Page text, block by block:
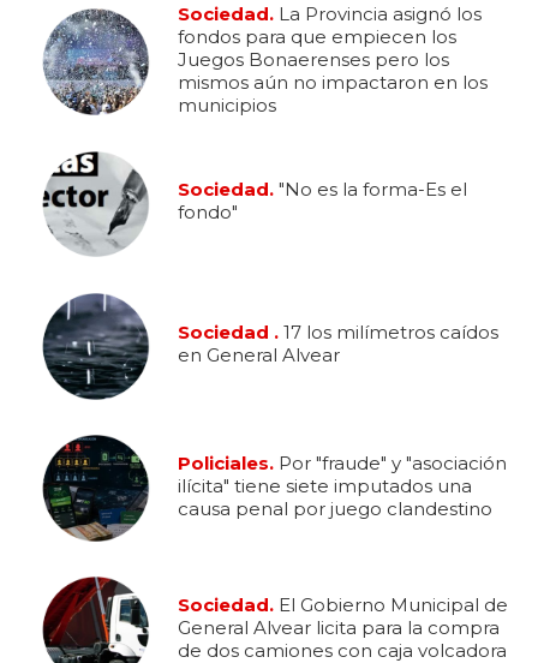
Sociedad. La Provincia asignó los
fondos para que empiecen los
Juegos Bonaerenses pero los
mismos aún no impactaron en los
municipios
Sociedad. "No es la forma-Es el
fondo"
Sociedad . 17 los milímetros caídos
en General Alvear
Policiales. Por "fraude" y "asociación
ilícita" tiene siete imputados una
causa penal por juego clandestino
Sociedad. El Gobierno Municipal de
General Alvear licita para la compra
de dos camiones con caja volcadora